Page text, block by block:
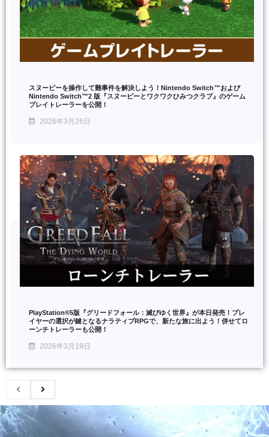
スヌーピーを操作して難事件を解決しよう！Nintendo Switch™および
Nintendo Switch™2 版『スヌーピーとワクワクひみつクラブ』のゲーム
プレイトレーラーを公開！
2026年3月26日
PlayStation®5版『グリードフォール：滅びゆく世界』が本日発売！プレ
イヤーの選択が鍵となるナラティブRPGで、新たな旅に出よう！併せてロ
ーンチトレーラーも公開！
2026年3月19日